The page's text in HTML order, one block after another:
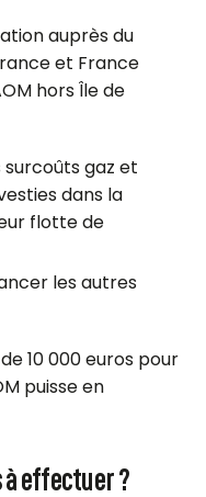
auprès du
et France
hors Île de
surcoûts gaz et
dans la
flotte de
les autres
10 000 euros pour
puisse en
effectuer ?